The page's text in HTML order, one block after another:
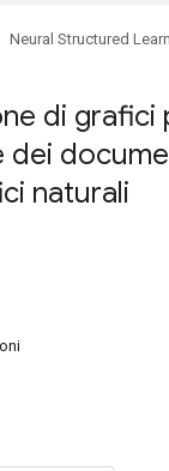
Neural Structured
di grafici
dei
naturali